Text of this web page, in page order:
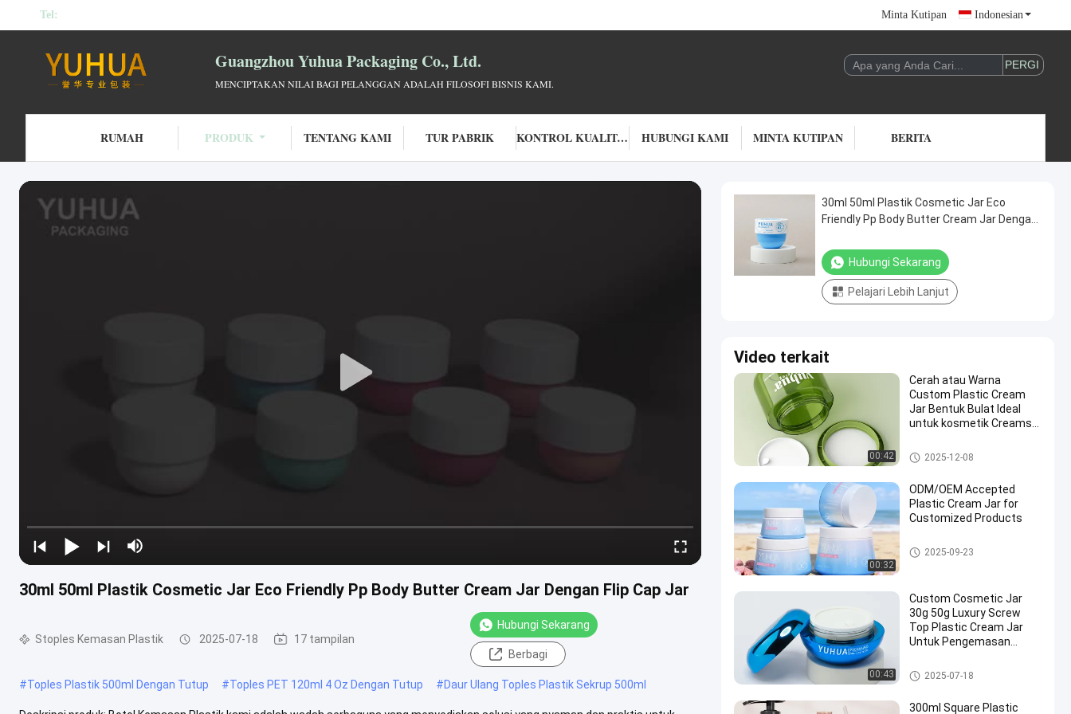
Tel: Minta Kutipan Indonesian
Guangzhou Yuhua Packaging Co., Ltd.
MENCIPTAKAN NILAI BAGI PELANGGAN ADALAH FILOSOFI BISNIS KAMI.
RUMAH PRODUK TENTANG KAMI TUR PABRIK KONTROL KUALITAS HUBUNGI KAMI MINTA KUTIPAN BERITA
30ml 50ml Plastik Cosmetic Jar Eco Friendly Pp Body Butter Cream Jar Dengan Flip Cap Jar
Stoples Kemasan Plastik 2025-07-18 17 tampilan
Hubungi Sekarang
Berbagi
#Toples Plastik 500ml Dengan Tutup #Toples PET 120ml 4 Oz Dengan Tutup #Daur Ulang Toples Plastik Sekrup 500ml
30ml 50ml Plastik Cosmetic Jar Eco
Friendly Pp Body Butter Cream Jar Dengan
Hubungi Sekarang
Pelajari Lebih Lanjut
Video terkait
00:42
Cerah atau Warna
Custom Plastic Cream
Jar Bentuk Bulat Ideal
untuk kosmetik Creams
kebutuhan kemasan
kecantikan
Stoples Kemasan Plastik
2025-12-08
00:32
ODM/OEM Accepted
Plastic Cream Jar for
Customized Products
Stoples Kemasan Plastik
2025-09-23
00:43
Custom Cosmetic Jar
30g 50g Luxury Screw
Top Plastic Cream Jar
Untuk Pengemasan
Stoples Kemasan Plastik
2025-07-18
300ml Square Plastic